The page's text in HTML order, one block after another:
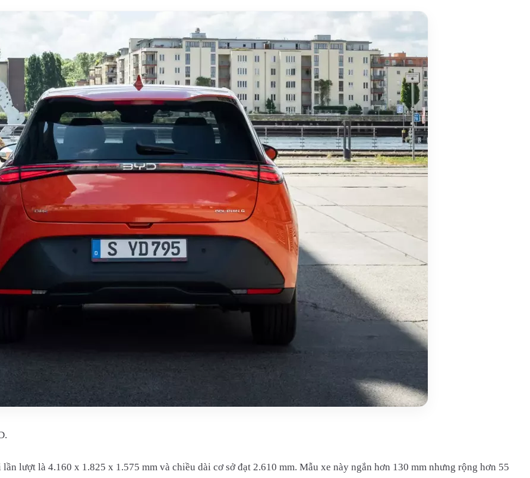
lượt là 4.160 x 1.825 x 1.575 mm và chiều dài cơ sở đạt 2.610 mm. Mẫu xe này ngắn hơn 130 mm nhưng rộng hơn 55